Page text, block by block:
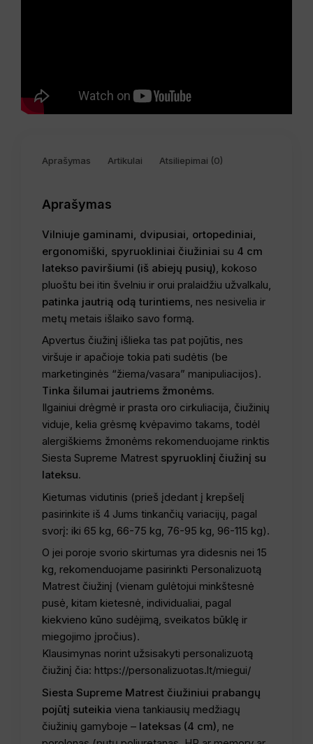
Aprašymas Artikulai Atsiliepimai (0)
Aprašymas
Vilniuje gaminami, dvipusiai, ortopediniai,
ergonomiški, spyruokliniai čiužiniai su 4 cm
latekso paviršiumi (iš abiejų pusių), kokoso
pluoštu bei itin švelniu ir orui pralaidžiu užvalkalu,
patinka jautrią odą turintiems, nes nesivelia ir
metų metais išlaiko savo formą.
Apvertus čiužinį išlieka tas pat pojūtis, nes
viršuje ir apačioje tokia pati sudėtis (be
marketinginės “žiema/vasara” manipuliacijos).
Tinka šilumai jautriems žmonėms.
Ilgainiui drėgmė ir prasta oro cirkuliacija, čiužinių
viduje, kelia grėsmę kvėpavimo takams, todėl
alergiškiems žmonėms rekomenduojame rinktis
Siesta Supreme Matrest spyruoklinį čiužinį su
lateksu.
Kietumas vidutinis (prieš įdedant į krepšelį
pasirinkite iš 4 Jums tinkančių variacijų, pagal
svorį: iki 65 kg, 66-75 kg, 76-95 kg, 96-115 kg).
O jei poroje svorio skirtumas yra didesnis nei 15
kg, rekomenduojame pasirinkti Personalizuotą
Matrest čiužinį (vienam gulėtojui minkštesnė
pusė, kitam kietesnė, individualiai, pagal
kiekvieno kūno sudėjimą, sveikatos būklę ir
miegojimo įpročius).
Klausimynas norint užsisakyti personalizuotą
čiužinį čia: https://personalizuotas.lt/miegui/
Siesta Supreme Matrest čiužiniui prabangų
pojūtį suteikia viena tankiausių medžiagų
čiužinių gamyboje – lateksas (4 cm), ne